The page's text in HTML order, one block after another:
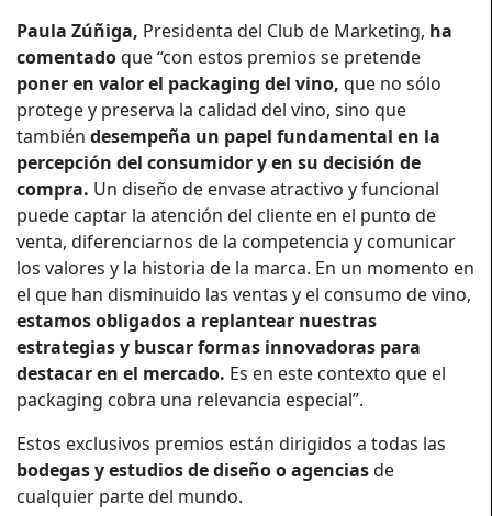
Paula Zúñiga, Presidenta del Club de Marketing, ha
comentadoque “con estos premios se pretende
poner en valor el packaging del vino, que no sólo
protege y preserva la calidad del vino, sino que
también desempeña un papel fundamental en la
percepción del consumidor y en su decisión de
compra. Un diseño de envase atractivo y funcional
puede captar la atención del cliente en el punto de
venta, diferenciarnos de la competencia y comunicar
los valores y la historia de la marca. En un momento en
el que han disminuido las ventas y el consumo de vino,
estamos obligados a replantear nuestras
estrategias y buscar formas innovadoras para
destacar en el mercado. Es en este contexto que el
packaging cobra una relevancia especial”.
Estos exclusivos premios están dirigidos a todas las
bodegas y estudios de diseño o agenciasde
cualquier parte del mundo.